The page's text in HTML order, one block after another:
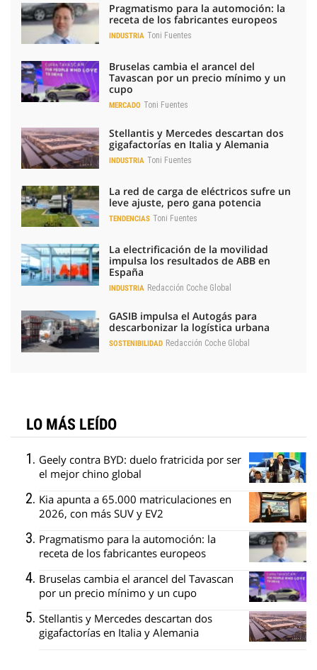
Pragmatismo para la automoción: la
receta de los fabricantes europeos
INDUSTRIA Toni Fuentes
Bruselas cambia el arancel del
Tavascan por un precio mínimo y un
cupo
MERCADO Toni Fuentes
Stellantis y Mercedes descartan dos
gigafactorías en Italia y Alemania
INDUSTRIA Toni Fuentes
La red de carga de eléctricos sufre un
leve ajuste, pero gana potencia
TENDENCIAS Toni Fuentes
La electrificación de la movilidad
impulsa los resultados de ABB en
España
INDUSTRIA Redacción Coche Global
GASIB impulsa el Autogás para
descarbonizar la logística urbana
SOSTENIBILIDAD Redacción Coche Global
LO MÁS LEÍDO
Geely contra BYD: duelo fratricida por ser
el mejor chino global
Kia apunta a 65.000 matriculaciones en
2026, con más SUV y EV2
Pragmatismo para la automoción: la
receta de los fabricantes europeos
Bruselas cambia el arancel del Tavascan
por un precio mínimo y un cupo
Stellantis y Mercedes descartan dos
gigafactorías en Italia y Alemania